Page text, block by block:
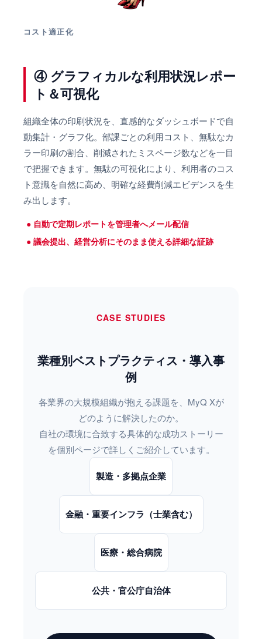
コスト適正化
④ グラフィカルな利用状況レポー
ト＆可視化
組織全体の印刷状況を、直感的なダッシュボードで自
動集計・グラフ化。部課ごとの利用コスト、無駄なカ
ラー印刷の割合、削減されたミスページ数などを一目
で把握できます。無駄の可視化により、利用者のコス
ト意識を自然に高め、明確な経費削減エビデンスを生
み出します。
自動で定期レポートを管理者へメール配信
議会提出、経営分析にそのまま使える詳細な証跡
CASE STUDIES
業種別ベストプラクティス・導入事
例
各業界の大規模組織が抱える課題を、MyQ Xが
どのように解決したのか。
自社の環境に合致する具体的な成功ストーリー
を個別ページで詳しくご紹介しています。
製造・多拠点企業
金融・重要インフラ（士業含む）
医療・総合病院
公共・官公庁自治体